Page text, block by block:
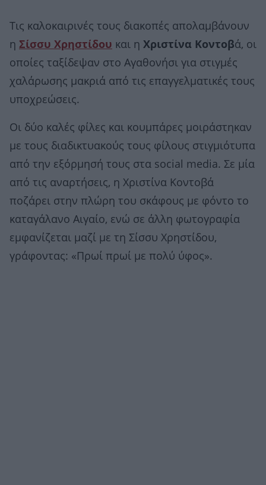
Τις καλοκαιρινές τους διακοπές απολαμβάνουν
η Σίσσυ Χρηστίδου και η Χριστίνα Κοντοβά, οι
οποίες ταξίδεψαν στο Αγαθονήσι για στιγμές
χαλάρωσης μακριά από τις επαγγελματικές τους
υποχρεώσεις.
Οι δύο καλές φίλες και κουμπάρες μοιράστηκαν
με τους διαδικτυακούς τους φίλους στιγμιότυπα
από την εξόρμησή τους στα social media. Σε μία
από τις αναρτήσεις, η Χριστίνα Κοντοβά
ποζάρει στην πλώρη του σκάφους με φόντο το
καταγάλανο Αιγαίο, ενώ σε άλλη φωτογραφία
εμφανίζεται μαζί με τη Σίσσυ Χρηστίδου,
γράφοντας: «Πρωί πρωί με πολύ ύφος».